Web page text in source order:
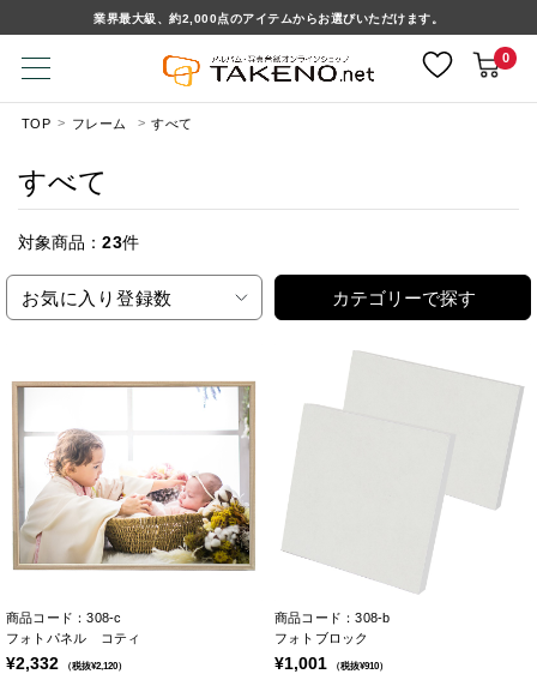
業界最大級、約2,000点のアイテムからお選びいただけます。
0
TOP フレーム すべて
すべて
対象商品： 23件
お気に入り登録数 カテゴリーで探す
商品コード：308-c
フォトパネル コティ
¥2,332 （税抜¥2,120）
商品コード：308-b
フォトブロック
¥1,001 （税抜¥910）